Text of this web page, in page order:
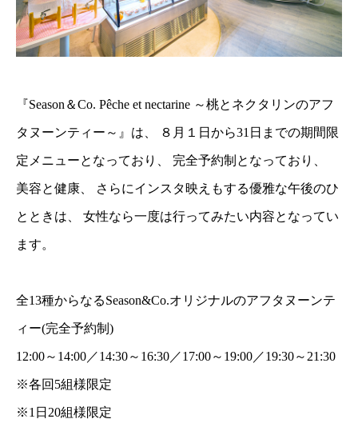
『Season＆Co. Pêche et nectarine ～桃とネクタリンのアフ
タヌーンティー～』は、 ８月１日から31日までの期間限
定メニューとなっており、 完全予約制となっており、
美容と健康、 さらにインスタ映えもする優雅な午後のひ
とときは、 女性なら一度は行ってみたい内容となってい
ます。
全13種からなるSeason&Co.オリジナルのアフタヌーンテ
ィー(完全予約制)
12:00～14:00／14:30～16:30／17:00～19:00／19:30～21:30
※各回5組様限定
※1日20組様限定